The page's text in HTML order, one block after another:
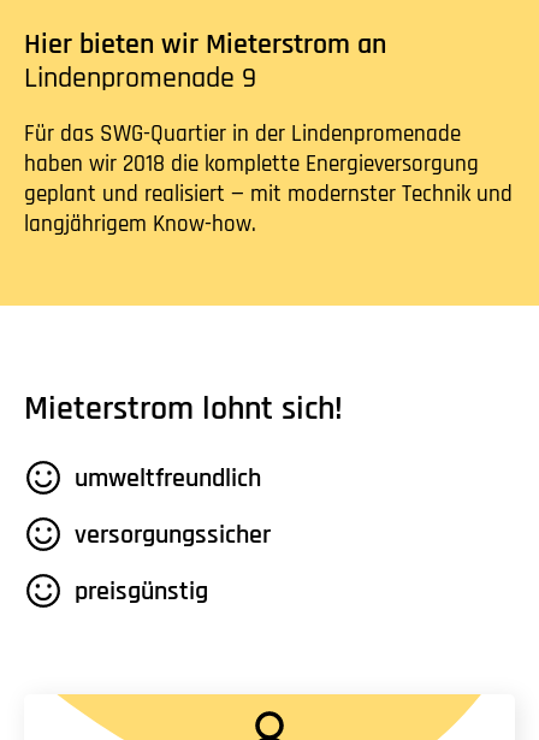
Hier bieten wir Mieterstrom an
Lindenpromenade 9
Für das SWG-Quartier in der Lindenpromenade
haben wir 2018 die komplette Energieversorgung
geplant und realisiert — mit modernster Technik und
langjährigem Know-how.
Mieterstrom lohnt sich!
umweltfreundlich
versorgungssicher
preisgünstig